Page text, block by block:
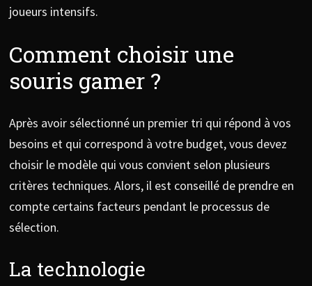
joueurs intensifs.
Comment choisir une
souris gamer ?
Après avoir sélectionné un premier tri qui répond à vos
besoins et qui correspond à votre budget, vous devez
choisir le modèle qui vous convient selon plusieurs
critères techniques. Alors, il est conseillé de prendre en
compte certains facteurs pendant le processus de
sélection.
La technologie